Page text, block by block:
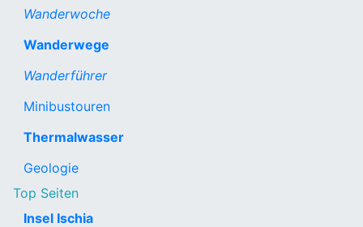
Wanderwoche
Wanderwege
Wanderführer
Minibustouren
Thermalwasser
Geologie
Top Seiten
Insel Ischia